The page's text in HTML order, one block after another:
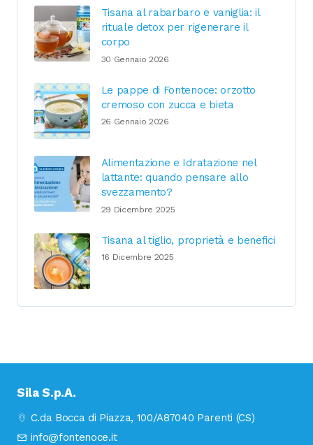
Tisana al rabarbaro e vaniglia: il
rituale detox per rigenerare il
corpo
30 Gennaio 2026
Le pappe di Fontenoce: orzotto
cremoso con zucca e bieta
26 Gennaio 2026
Alimentazione e Idratazione nel
lattante: quando pensare allo
svezzamento?
29 Dicembre 2025
Tisana al tiglio, proprietà e benefici
16 Dicembre 2025
Sila S.p.A.
C.da Bocca di Piazza, 100/A87040 Parenti (CS)
info@fontenoce.it